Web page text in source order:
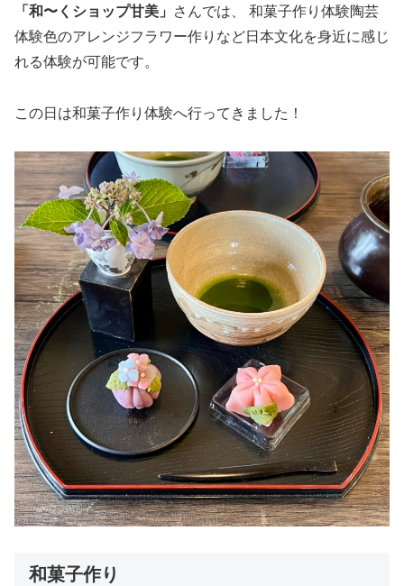
「和〜くショップ甘美」
さんでは、 和菓子作り体験陶芸
体験色のアレンジフラワー作りなど日本文化を身近に感じ
れる体験が可能です。
この日は和菓子作り体験へ行ってきました！
和菓子作り